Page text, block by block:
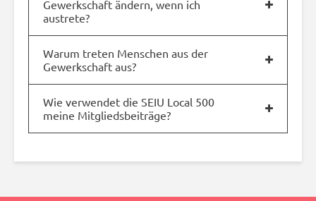
Gewerkschaft ändern, wenn ich
austrete?
Warum treten Menschen aus der
Gewerkschaft aus?
Wie verwendet die SEIU Local 500
meine Mitgliedsbeiträge?